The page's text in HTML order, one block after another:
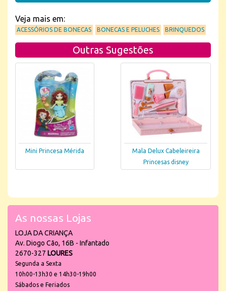
Veja mais em:
ACESSÓRIOS DE BONECAS BONECAS E PELUCHES BRINQUEDOS
Outras Sugestões
Mini Princesa Mérida
Mala Delux Cabeleireira
Princesas disney
As nossas Lojas
LOJA DA CRIANÇA
Av. Diogo Cão, 16B - Infantado
2670-327 LOURES
Segunda a Sexta
10h00-13h30 e 14h30-19h00
Sábados e Feriados